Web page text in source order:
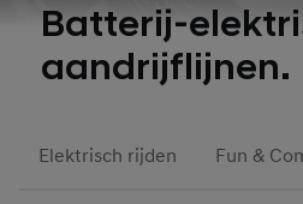
Batterij-
aandrijflijnen.
Elektrisch rijden Fun &